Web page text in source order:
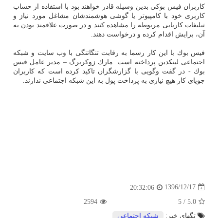
كاربران فیس بوكی بدین وسیله قادر خواهند بود با استفاده از حساب
كاربری خود با كامپیوتر یا گوشی هوشمندشان مشاغل مورد نیاز و
تبلیغات كاریابی مربوطه را مشاهده كنند و در صورت علاقمند بودن به
آن، برایش اقدام كرده و درخواست دهند.
فیس بوك با این كار رسما به رقابت تنگاتنگی با وب سایت و شبكه
اجتماعی لینكدین پرداخته است. مارك زوكربرگ – مدیر عامل فیس
بوك - در گفت وگویی با گزارشگران تاكید كرده است كه كاربران
جویای كار هیچ نیازی به پرداخت پول به این شبكه اجتماعی ندارند.
1396/12/17
20:32:06
5.0
/
5
2594
تگهای خبر:
شبكه اجتماعی